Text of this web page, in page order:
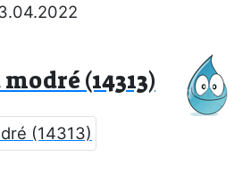
(14313)